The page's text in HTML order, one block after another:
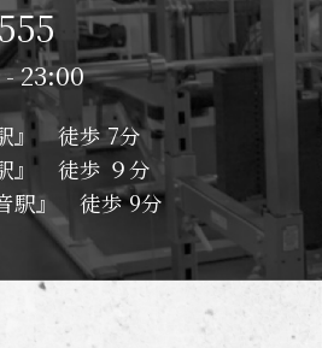
23:00
』 徒歩 7分
』 徒歩 ９分
駅』 徒歩 9分